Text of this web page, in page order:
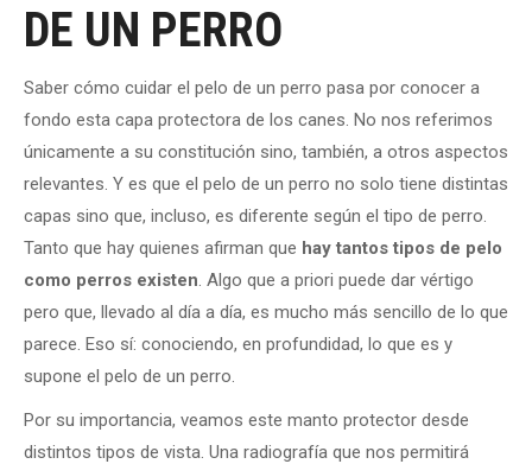
DE UN PERRO
Saber cómo cuidar el pelo de un perro pasa por conocer a
fondo esta capa protectora de los canes. No nos referimos
únicamente a su constitución sino, también, a otros aspectos
relevantes. Y es que el pelo de un perro no solo tiene distintas
capas sino que, incluso, es diferente según el tipo de perro.
Tanto que hay quienes afirman que hay tantos tipos de pelo
como perros existen. Algo que a priori puede dar vértigo
pero que, llevado al día a día, es mucho más sencillo de lo que
parece. Eso sí: conociendo, en profundidad, lo que es y
supone el pelo de un perro.
Por su importancia, veamos este manto protector desde
distintos tipos de vista. Una radiografía que nos permitirá